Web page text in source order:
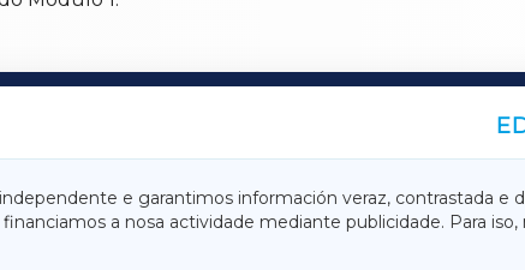
e garantimos información veraz, contrastada e
financiamos a nosa actividade mediante publicidade. Para
TERRACHAXA
ACORUÑAXA